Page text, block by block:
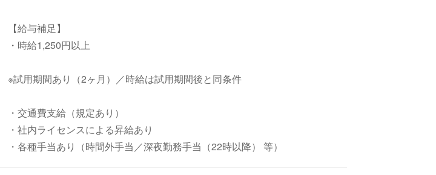
【給与補足】
・時給1,250円以上
※試用期間あり（2ヶ月）／時給は試用期間後と同条件
・交通費支給（規定あり）
・社内ライセンスによる昇給あり
・各種手当あり（時間外手当／深夜勤務手当（22時以降） 等）